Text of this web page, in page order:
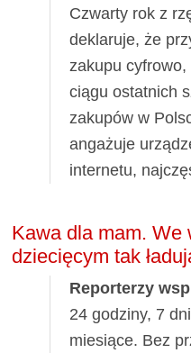
Czwarty rok z
deklaruje, że
zakupu cyfrowo,
ciągu ostatnich
zakupów w
angażuje
internetu,
Kawa dla mam. We
dziecięcym tak
Reporterzy
24 godziny, 7
miesiące. Bez